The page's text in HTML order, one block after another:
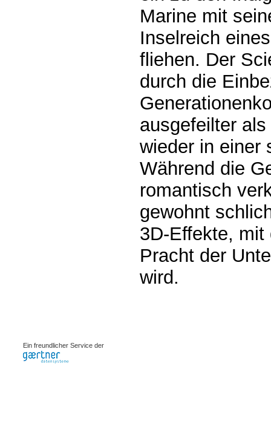
Marine mit
Inselreich
fliehen. Der
durch die
ausgefeilter
wieder in einer
Während die
romantisch
gewohnt
3D-Effekte, mit
Pracht der
wird.
Ein freundlicher Service der